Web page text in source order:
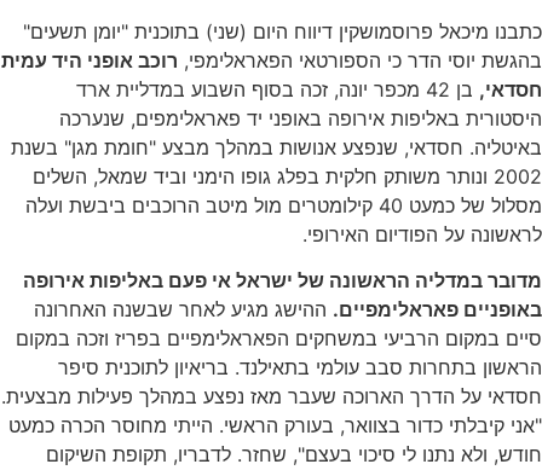
כתבנו מיכאל פרוסמושקין דיווח היום (שני) בתוכנית "יומן תשעים"
בהגשת יוסי הדר כי הספורטאי הפאראלימפי, רוכב אופני היד עמית
חסדאי,
בן 42 מכפר יונה, זכה בסוף השבוע במדליית ארד
היסטורית באליפות אירופה באופני יד פאראלימפים, שנערכה
באיטליה. חסדאי, שנפצע אנושות במהלך מבצע "חומת מגן" בשנת
2002 ונותר משותק חלקית בפלג גופו הימני וביד שמאל, השלים
מסלול של כמעט 40 קילומטרים מול מיטב הרוכבים ביבשת ועלה
לראשונה על הפודיום האירופי.
מדובר במדליה הראשונה של ישראל אי פעם באליפות אירופה
באופניים פאראלימפיים. ההישג מגיע לאחר שבשנה האחרונה
סיים במקום הרביעי במשחקים הפאראלימפיים בפריז וזכה במקום
הראשון בתחרות סבב עולמי בתאילנד. בריאיון לתוכנית סיפר
חסדאי על הדרך הארוכה שעבר מאז נפצע במהלך פעילות מבצעית.
"אני קיבלתי כדור בצוואר, בעורק הראשי. הייתי מחוסר הכרה כמעט
חודש, ולא נתנו לי סיכוי בעצם", שחזר. לדבריו, תקופת השיקום